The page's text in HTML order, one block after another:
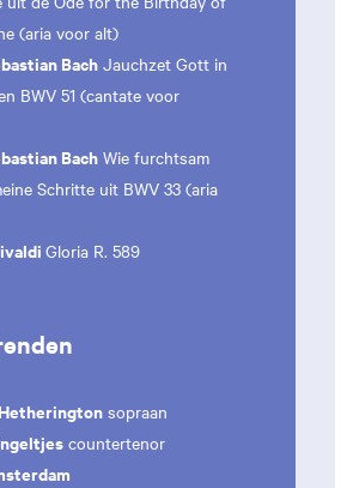
(aria voor alt)
BachJauchzet Gott in
BWV 51 (cantate voor
BachWie furchtsam
Schritte uit BWV 33 (aria
Gloria R. 589
sopraan
countertenor